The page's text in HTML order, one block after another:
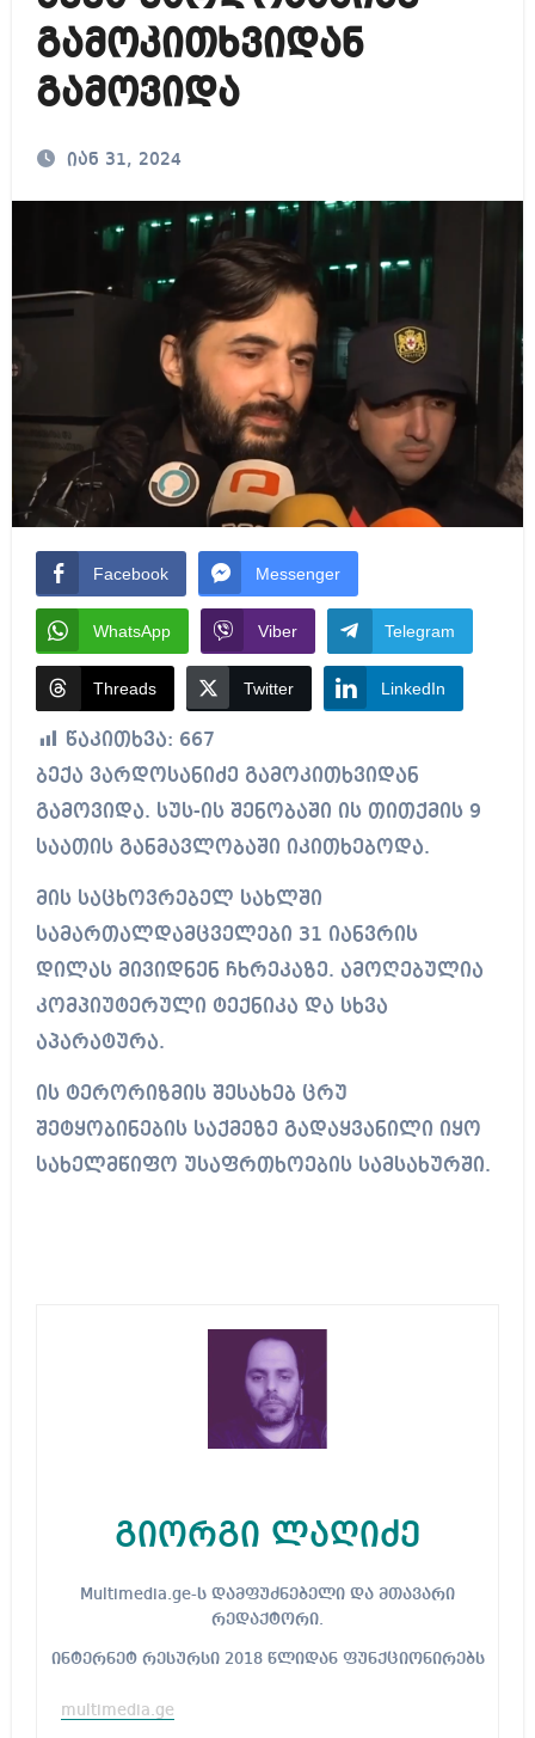
გამოკითხვიდან
გამოვიდა
იან 31, 2024
Facebook Messenger
WhatsApp Viber Telegram
Threads Twitter LinkedIn
წაკითხვა: 667
ბექა ვარდოსანიძე გამოკითხვიდან
გამოვიდა. სუს-ის შენობაში ის თითქმის 9
საათის განმავლობაში იკითხებოდა.
მის საცხოვრებელ სახლში
სამართალდამცველები 31 იანვრის
დილას მივიდნენ ჩხრეკაზე. ამოღებულია
კომპიუტერული ტექნიკა და სხვა
აპარატურა.
ის ტერორიზმის შესახებ ცრუ
შეტყობინების საქმეზე გადაყვანილი იყო
სახელმწიფო უსაფრთხოების სამსახურში.
გიორგი ლაღიძე
Multimedia.ge-ს დამფუძნებელი და მთავარი
რედაქტორი.
ინტერნეტ რესურსი 2018 წლიდან ფუნქციონირებს
multimedia.ge